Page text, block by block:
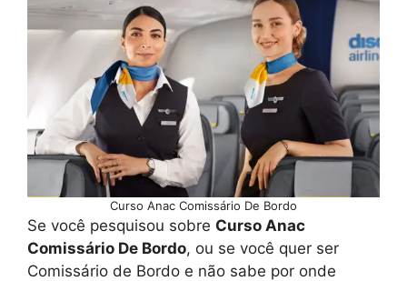
Curso Anac Comissário De Bordo
Se você pesquisou sobre Curso Anac
Comissário De Bordo, ou se você quer ser
Comissário de Bordo e não sabe por onde